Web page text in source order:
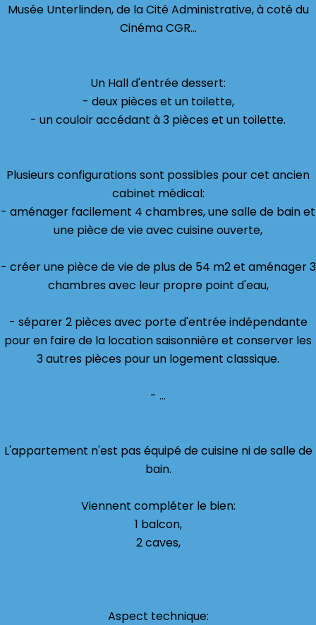
Musée Unterlinden, de la Cité Administrative, à coté du
Cinéma CGR...
Un Hall d'entrée dessert:
- deux pièces et un toilette,
- un couloir accédant à 3 pièces et un toilette.
Plusieurs configurations sont possibles pour cet ancien
cabinet médical:
- aménager facilement 4 chambres, une salle de bain et
une pièce de vie avec cuisine ouverte,
- créer une pièce de vie de plus de 54 m2 et aménager 3
chambres avec leur propre point d'eau,
- séparer 2 pièces avec porte d'entrée indépendante
pour en faire de la location saisonnière et conserver les
3 autres pièces pour un logement classique.
- ...
L'appartement n'est pas équipé de cuisine ni de salle de
bain.
Viennent compléter le bien:
1 balcon,
2 caves,
Aspect technique: